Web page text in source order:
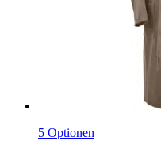
5 Optionen